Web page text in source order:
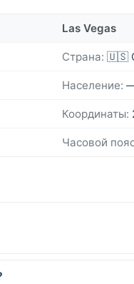
Las Vegas
Страна: 🇺🇸
Население:
Координаты:
Часовой